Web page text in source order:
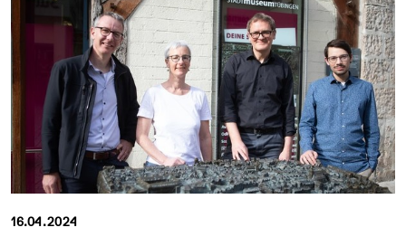
16.04.2024